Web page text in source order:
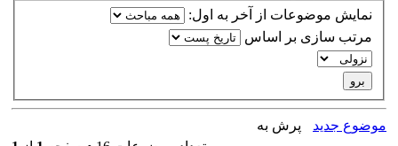
نمایش موضوعات از آخر به اول:
مرتب سازی بر اساس
موضوع جدید
پرش به